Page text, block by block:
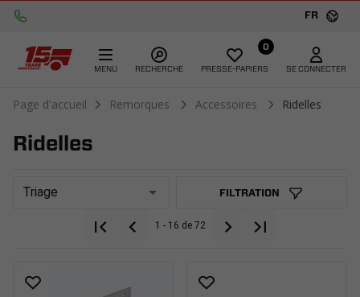
FR
MENU RECHERCHE
0
PRESSE-PAPIERS SE CONNECTER
Page d'accueil Remorques Accessoires Ridelles
Ridelles
Triage FILTRATION
1 - 16 de 72